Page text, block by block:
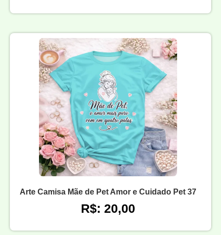
Arte Camisa Mãe de Pet Amor e Cuidado Pet 37
R$: 20,00